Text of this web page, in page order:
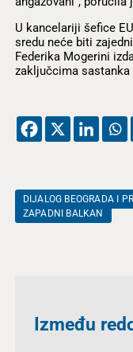
U kancelariji šefice
sredu neće biti
Federika Mogerini
zaključcima sastanka
DIJALOG BEOGRADA I
ZAPADNI BALKAN
Između